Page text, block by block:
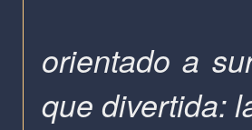
orientado a
que divertida: